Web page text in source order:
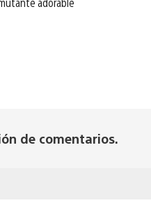
de comentarios.